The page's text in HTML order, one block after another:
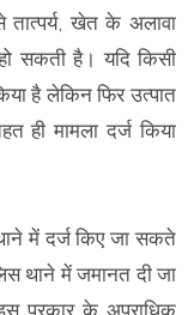
तात्पर्य, खेत के अलावा
सकती है। यदि किसी
है लेकिन फिर उत्पात
ही मामला दर्ज किया
में दर्ज किए जा सकते
थाने में जमानत दी जा
प्रकार के अपराधिक